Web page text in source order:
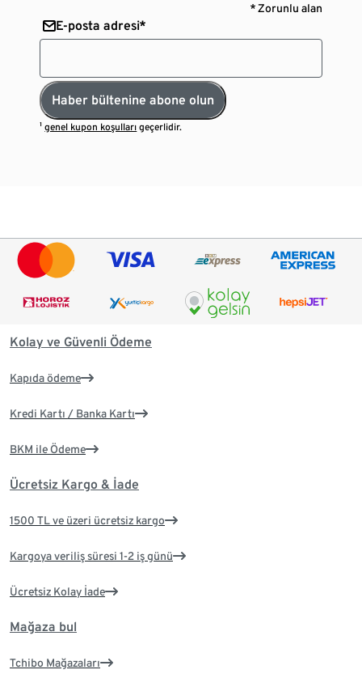
* Zorunlu alan
E-posta adresi*
Haber bültenine abone olun
¹genel kupon koşulları geçerlidir.
Kolay ve Güvenli Ödeme
Kapıda ödeme
Kredi Kartı / Banka Kartı
BKM ile Ödeme
Ücretsiz Kargo & İade
1500 TL ve üzeri ücretsiz kargo
Kargoya veriliş süresi 1-2 iş günü
Ücretsiz Kolay İade
Mağaza bul
Tchibo Mağazaları